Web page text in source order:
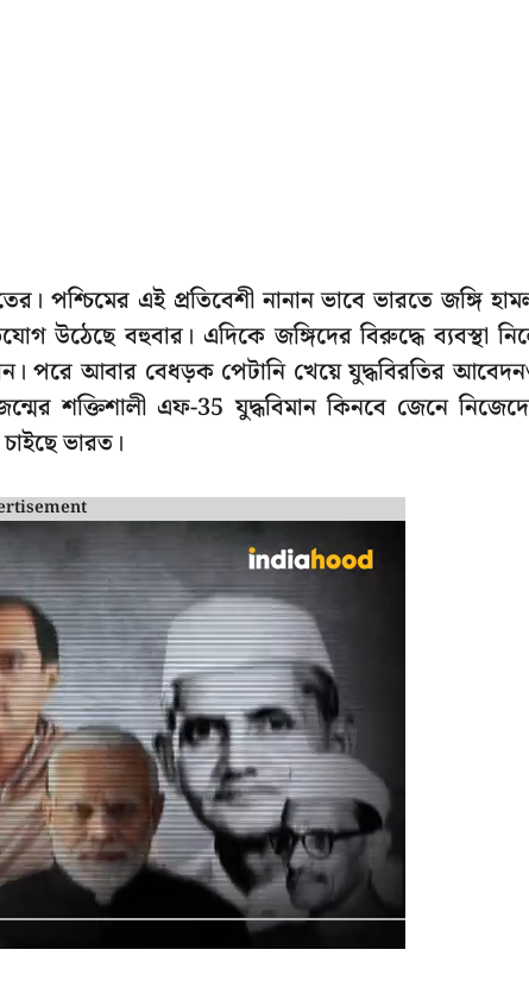
পশ্চিমের এই প্রতিবেশী নানান ভাবে ভারতে জঙ্গি
উঠেছে বহুবার। এদিকে জঙ্গিদের বিরুদ্ধে ব্যবস্থা
পরে আবার বেধড়ক পেটানি খেয়ে যুদ্ধবিরতির
শক্তিশালী এফ-35 যুদ্ধবিমান কিনবে জেনে
ভারত।